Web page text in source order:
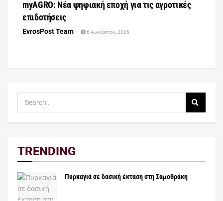
myAGRO: Νέα ψηφιακή εποχή για τις αγροτικές
επιδοτήσεις
EvrosPost Team 6 Αυγούστου, 2026
TRENDING
Πυρκαγιά σε δασική έκταση στη Σαμοθράκη